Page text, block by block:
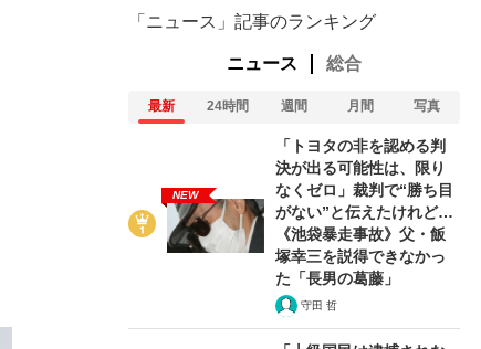
「ニュース」記事のランキング
ニュース 総合
最新 24時間 週間 月間 写真
NEW
「トヨタの非を認める判
決が出る可能性は、限り
なくゼロ」裁判で“勝ち目
がない”と伝えたけれど…
《池袋暴走事故》父・飯
塚幸三を説得できなかっ
た「長男の葛藤」
守田 哲